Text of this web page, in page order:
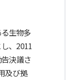
生物多
、2011
決議さ
及び拠